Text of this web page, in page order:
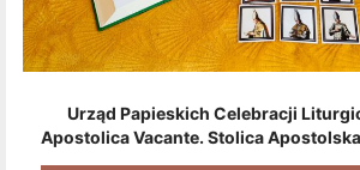
Urząd Papieskich Celebracji
Apostolica Vacante. Stolica
Pawła II Do Wyboru Benedykta XVI"